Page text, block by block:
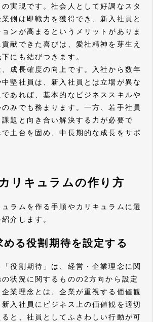
実現です。社会人として好調なスタ
側は即戦力を獲得でき、新入社員と
ンが高まるというメリットがありま
献できた喜びは、愛社精神を芽生え
にも結びつきます。
成長確度の向上です。入社から数年
堅社員は、新入社員とは立場が異な
であれば、基本的なビジネススキルや
みでも務まります。一方、若手社員
題と向き合い解決する力が必要で
土台を固め、中長期的な成長をサポ
リキュラムの作り方
ラムを作る手順やカリキュラムに選
介します。
める役割期待を設定する
役割期待」は、経営・企業理念に関
状況に関するものの2方向から設定
業理念とは、企業が重視する価値観
入社員にビジネス上の価値観を適切
と、社員としてふさわしい行動が可